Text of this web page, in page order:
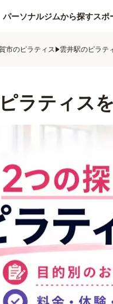
パーソナルジムから探すスポ
市のピラティス 雲井駅のピラテ
ラティス